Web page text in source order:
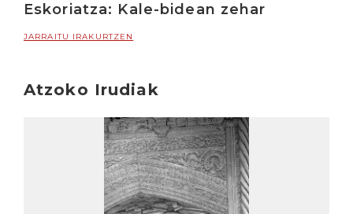
Eskoriatza: Kale-bidean zehar
JARRAITU IRAKURTZEN
Atzoko Irudiak